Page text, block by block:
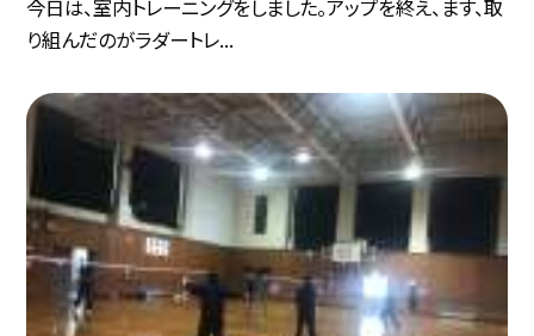
今日は、室内トレーニングをしました。アップを終え、ます、取
り組んだのがラダートレ...